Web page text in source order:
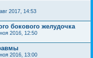
2017, 14:53
бокового желудочка
2016, 12:50
2016, 13:00